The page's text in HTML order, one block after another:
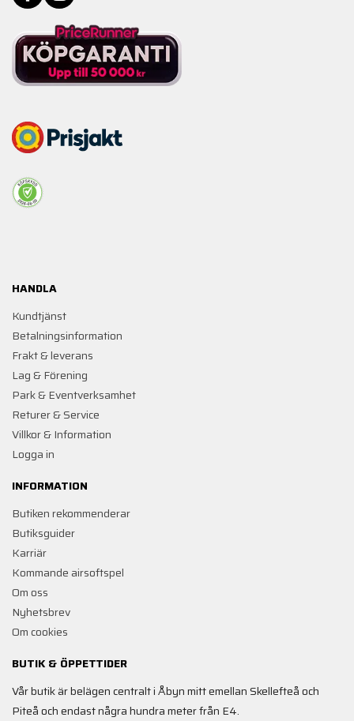
HANDLA
Kundtjänst
Betalningsinformation
Frakt & leverans
Lag & Förening
Park & Eventverksamhet
Returer & Service
Villkor & Information
Logga in
INFORMATION
Butiken rekommenderar
Butiksguider
Karriär
Kommande airsoftspel
Om oss
Nyhetsbrev
Om cookies
BUTIK & ÖPPETTIDER
Vår butik är belägen centralt i Åbyn mitt emellan Skellefteå och
Piteå och endast några hundra meter från E4.